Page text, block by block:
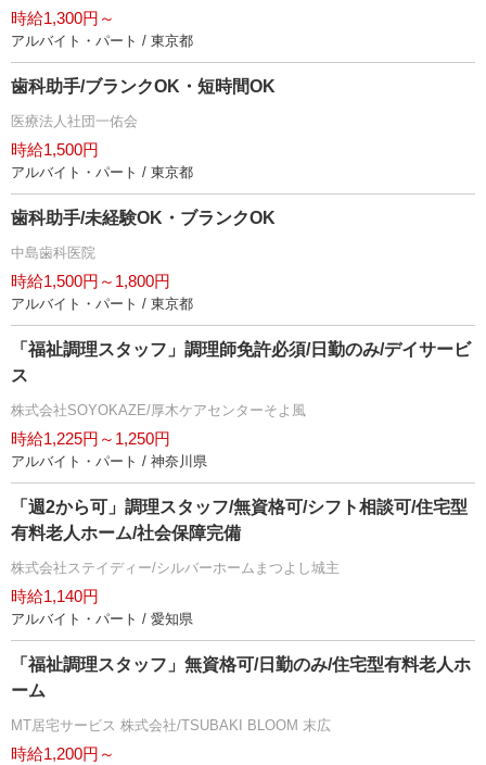
時給1,300円～
アルバイト・パート / 東京都
歯科助手/ブランクOK・短時間OK
医療法人社団一佑会
時給1,500円
アルバイト・パート / 東京都
歯科助手/未経験OK・ブランクOK
中島歯科医院
時給1,500円～1,800円
アルバイト・パート / 東京都
「福祉調理スタッフ」調理師免許必須/日勤のみ/デイサービ
ス
株式会社SOYOKAZE/厚木ケアセンターそよ風
時給1,225円～1,250円
アルバイト・パート / 神奈川県
「週2から可」調理スタッフ/無資格可/シフト相談可/住宅型
有料老人ホーム/社会保障完備
株式会社ステイディー/シルバーホームまつよし城主
時給1,140円
アルバイト・パート / 愛知県
「福祉調理スタッフ」無資格可/日勤のみ/住宅型有料老人ホ
ーム
MT居宅サービス 株式会社/TSUBAKI BLOOM 末広
時給1,200円～